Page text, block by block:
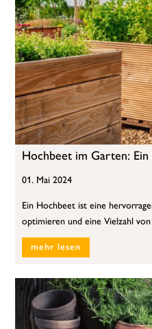
Hochbeet im Garten:
01. Mai 2024
Ein Hochbeet ist eine
optimieren und eine Vielzahl von
mehr lesen